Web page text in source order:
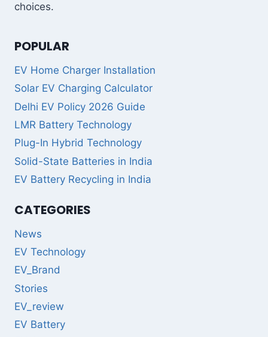
choices.
POPULAR
EV Home Charger Installation
Solar EV Charging Calculator
Delhi EV Policy 2026 Guide
LMR Battery Technology
Plug-In Hybrid Technology
Solid-State Batteries in India
EV Battery Recycling in India
CATEGORIES
News
EV Technology
EV_Brand
Stories
EV_review
EV Battery